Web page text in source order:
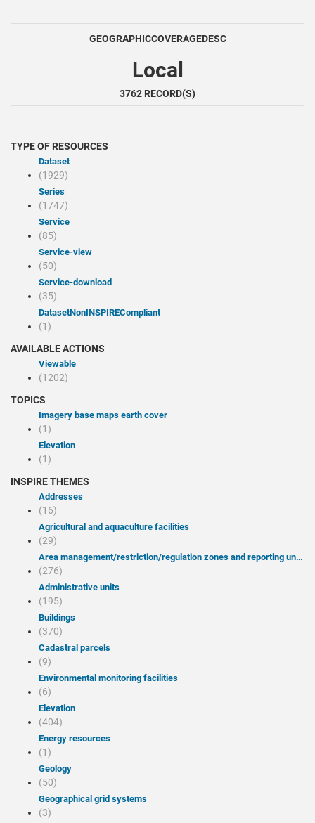
GEOGRAPHICCOVERAGEDESC
Local
3762 RECORD(S)
TYPE OF RESOURCES
Dataset
(1929)
Series
(1747)
Service
(85)
service-view
(50)
service-download
(35)
datasetNonINSPIRECompliant
(1)
AVAILABLE ACTIONS
Viewable
(1202)
TOPICS
Imagery base maps earth cover
(1)
Elevation
(1)
INSPIRE THEMES
Addresses
(16)
Agricultural and aquaculture facilities
(29)
Area management/restriction/regulation zones and reporting units
(276)
Administrative units
(195)
Buildings
(370)
Cadastral parcels
(9)
Environmental monitoring facilities
(6)
Elevation
(404)
Energy resources
(1)
Geology
(50)
Geographical grid systems
(3)